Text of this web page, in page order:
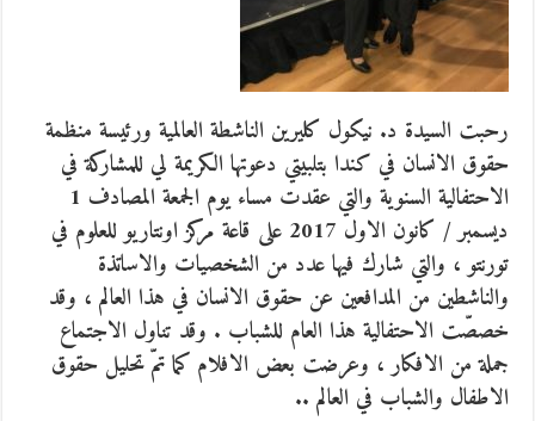
رحبت السيدة د. نيكول كليرين الناشطة العالمية ورئيسة منظمة
حقوق الانسان في كندا بتلبيتي دعوتها الكريمة لي للمشاركة في
الاحتفالية السنوية والتي عقدت مساء يوم الجمعة المصادف 1
ديسمبر / كانون الاول 2017 على قاعة مركز اونتاريو للعلوم في
تورنتو ، والتي شارك فيها عدد من الشخصيات والاساتذة
والناشطين من المدافعين عن حقوق الانسان في هذا العالم ، وقد
خصصّت الاحتفالية هذا العام للشباب . وقد تناول الاجتماع
جملة من الافكار ، وعرضت بعض الافلام كما تمّ تحليل حقوق
الاطفال والشباب في العالم ..